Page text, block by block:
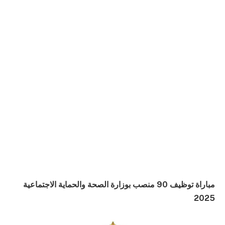
مباراة توظيف 90 منصب بوزارة الصحة والحماية الاجتماعية
2025